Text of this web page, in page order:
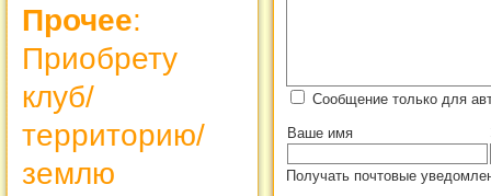
Прочее:
Приобрету
клуб/
территорию/
землю
Сообщение только для
Ваше имя
Получать почтовые